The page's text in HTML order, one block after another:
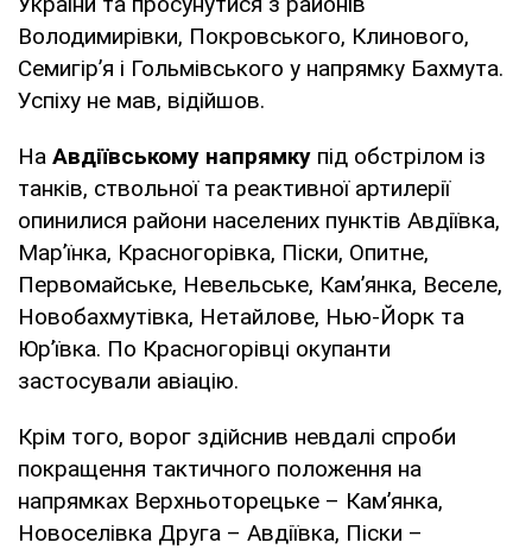
Володимирівки, Покровського, Клинового,
Семигір’я і Гольмівського у напрямку Бахмута.
Успіху не мав, відійшов.
На Авдіївському напрямку під обстрілом із
танків, ствольної та реактивної артилерії
опинилися райони населених пунктів Авдіївка,
Мар’їнка, Красногорівка, Піски, Опитне,
Первомайське, Невельське, Кам’янка, Веселе,
Новобахмутівка, Нетайлове, Нью-Йорк та
Юр’ївка. По Красногорівці окупанти
застосували авіацію.
Крім того, ворог здійснив невдалі спроби
покращення тактичного положення на
напрямках Верхньоторецьке – Камʼянка,
Новоселівка Друга – Авдіївка, Піски –